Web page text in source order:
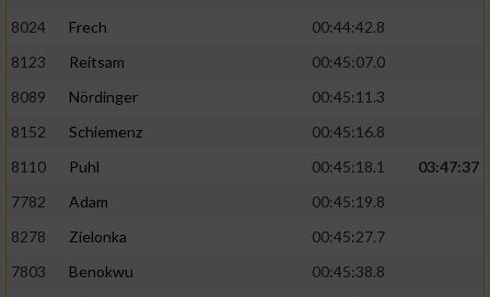
8024
Frech
00:44:42.8
8123
Reitsam
00:45:07.0
8089
Nördinger
00:45:11.3
8152
Schiemenz
00:45:16.8
8110
Puhl 00:45:18.1
03:47:37
7782
Adam
00:45:19.8
8278
Zielonka
00:45:27.7
7803
Benokwu
00:45:38.8